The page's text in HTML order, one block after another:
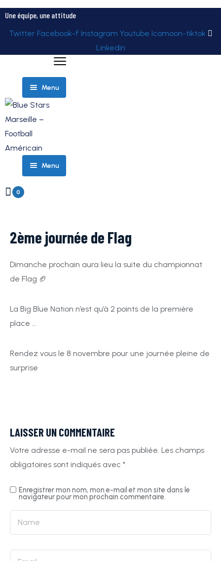
Une équipe, une attitude
Twitter Facebook-f Instagram Youtube Icomoon-tiktok
Linkedin
Menu
ELITE
ROSTER
– TEAM
CALENDRIER
RÉSULTATS
CLASSEMENT
ÉQUIPES
D3
FLAG
CHEERLEADING
ACTUALITÉS
ACTUALITÉS
Menu
LE CLUB
STAFF
DE
DIRECTION
S’INSCRIRE
Billetterie
Boutique
0
2ème journée de Flag
Dimanche prochain aura lieu la suite du championnat
de Flag 🏈
La Big Blue Nation n’est qu’à 2 points de la première
place …
Rendez vous le 8 novembre pour une journée pleine de
surprise
LAISSER UN COMMENTAIRE
Votre adresse e-mail ne sera pas publiée. Les champs
obligatoires sont indiqués avec *
Enregistrer mon nom, mon e-mail et mon site dans le
navigateur pour mon prochain commentaire.